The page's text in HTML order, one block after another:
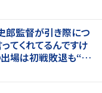
監督が引き際につ
てくれてるんですけ
場は初戦敗退も“馬